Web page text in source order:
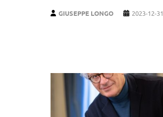
GIUSEPPE LONGO 2023-12-31